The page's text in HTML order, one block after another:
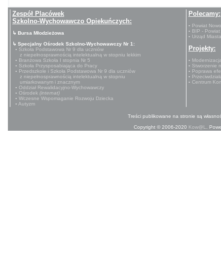
Zespół Placówek
Szkolno-Wychowawczo Opiekuńczych:
↳ Bursa Młodzieżowa
↳ Specjalny Ośrodek Szkolno-Wychowawczy Nr 1:
▪ Szkoła Podstawowa Nr 9 dla uczniów
z niepełnosprawnością intelektualną w stopniu lekkim
▪ Branżowa Szkoła I stopnia Nr 5
▪ Szkoła Przysposabiająca do Pracy
▪ Przedszkole i Szkoła Podstawowa Nr 9 dla uczniów
z niepełnosprawnością intelektualną w stopniu
umiarkowanym i znacznym
▪ Oddział Rewalidacyjno-Wychowawczy
▪ Ośrodek (internat)
▪ Wczesne Wspomaganie Rozwoju Dziecka
▪ Autyzm
Polecamy:
▪ Powiat
▪ BIP -
▪ Urząd
Projekty:
▪
▪ Stworzenie
▪ Poprawa
▪
▪ Centrum
Treści publikowane na stronie są
Copyright © 2006-2020 Kow@L .